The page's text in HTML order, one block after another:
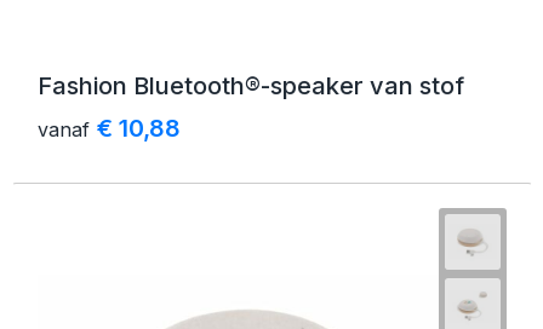
Fashion Bluetooth®-speaker van stof
vanaf € 10,88